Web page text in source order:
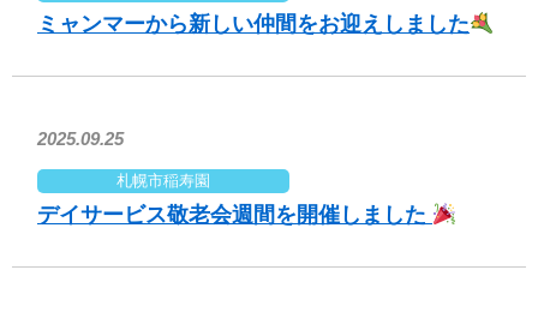
ミャンマーから新しい仲間をお迎えしました
2025.09.25
札幌市稲寿園
デイサービス敬老会週間を開催しました